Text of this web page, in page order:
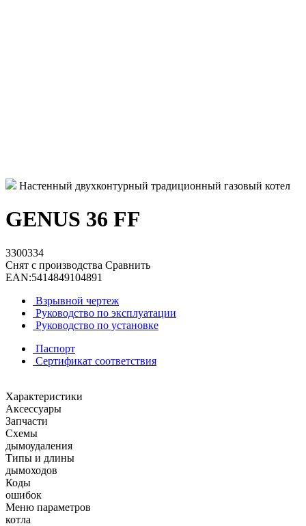
Настенный двухконтурный традиционный газовый котел
GENUS 36 FF
3300334
Снят с производства Сравнить
EAN:5414849104891
Взрывной чертеж
Руководство по эксплуатации
Руководство по установке
Паспорт
Сертификат соответствия
Характеристики
Аксессуары
Запчасти
Схемы
дымоудаления
Типы и длины
дымоходов
Коды
ошибок
Меню параметров
котла